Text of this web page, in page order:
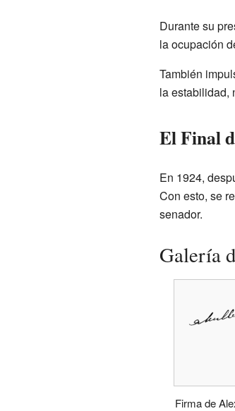
Durante su
la ocupación
También
la estabilidad,
El Final
En 1924,
Con esto, se
senador.
Galería
Firma de